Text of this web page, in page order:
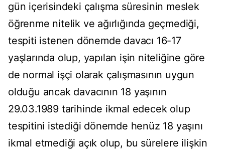
gün içerisindeki çalışma süresinin meslek
öğrenme nitelik ve ağırlığında geçmediği,
tespiti istenen dönemde davacı 16-17
yaşlarında olup, yapılan işin niteliğine göre
de normal işçi olarak çalışmasının uygun
olduğu ancak davacının 18 yaşının
29.03.1989 tarihinde ikmal edecek olup
tespitini istediği dönemde henüz 18 yaşını
ikmal etmediği açık olup, bu sürelere ilişkin